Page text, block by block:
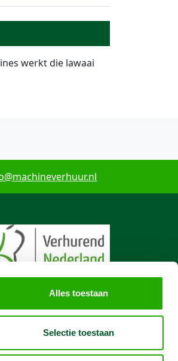
Alles toestaan
Selectie toestaan
werkt die lawaai